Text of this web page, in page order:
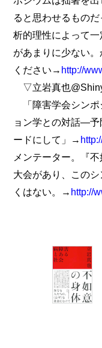
ると思わせるもの
析的理性によって
があまりに少ない
ください→ http://
▽立岩真也
「障害学会シンポ
ョン学との対話―予
ードにして」→
メンテーター。『
大会があり、この
くはない。→ http://